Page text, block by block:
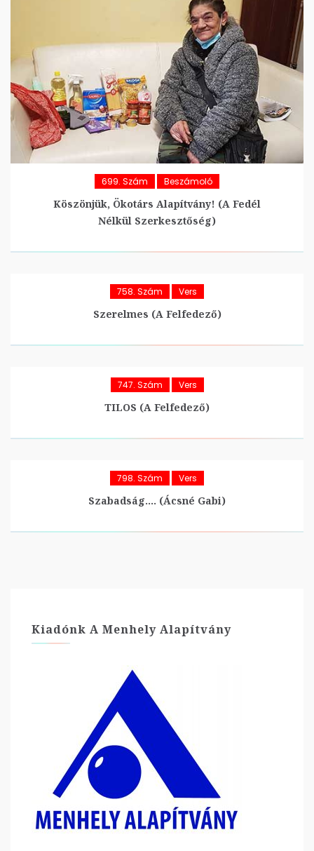
699. Szám Beszámoló
Köszönjük, Ökotárs Alapítvány! (A Fedél
Nélkül Szerkesztőség)
758. Szám Vers
Szerelmes (A Felfedező)
747. Szám Vers
TILOS (A Felfedező)
798. Szám Vers
Szabadság…. (Ácsné Gabi)
Kiadónk A Menhely Alapítvány